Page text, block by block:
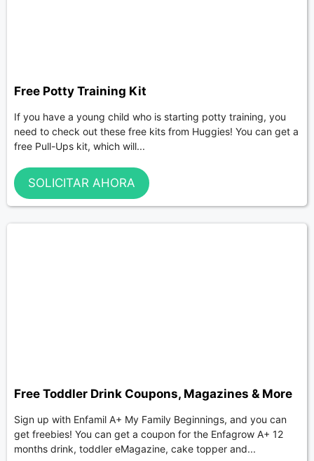
Free Potty Training Kit
If you have a young child who is starting potty training, you
need to check out these free kits from Huggies! You can get a
free Pull-Ups kit, which will...
SOLICITAR AHORA
Free Toddler Drink Coupons, Magazines & More
Sign up with Enfamil A+ My Family Beginnings, and you can
get freebies! You can get a coupon for the Enfagrow A+ 12
months drink, toddler eMagazine, cake topper and...